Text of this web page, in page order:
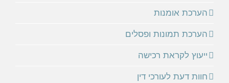
הערכת אומנות
הערכת תמונות ופסלים
ייעוץ לקראת רכישה
חוות דעת לעורכי דין